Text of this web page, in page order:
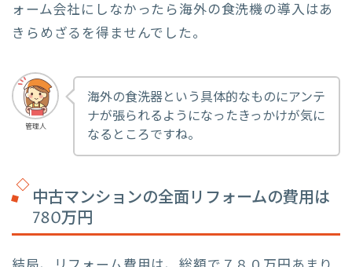
ォーム会社にしなかったら海外の食洗機の導入はあ
きらめざるを得ませんでした。
管理人
海外の食洗器という具体的なものにアンテ
ナが張られるようになったきっかけが気に
なるところですね。
中古マンションの全面リフォームの費用は
780万円